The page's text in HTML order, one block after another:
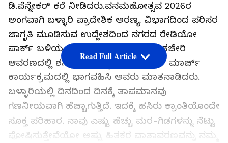
ಡಿ.ಪೆನ್ನೇಕರ್ ಕರೆ ನೀಡಿದರು.ವನಮಹೋತ್ಸವ 2026ರ
ಅಂಗವಾಗಿ ಬಳ್ಳಾರಿ ಪ್ರಾದೇಶಿಕ ಅರಣ್ಯ ವಿಭಾಗದಿಂದ ಪರಿಸರ
ಜಾಗೃತಿ ಮೂಡಿಸುವ ಉದ್ದೇಶದಿಂದ ನಗರದ ರೇಡಿಯೋ
ಪಾರ್ಕ್ ಬಳಿಯ ಪ್ರಾದೇಶಿಕ ಅರಣ್ಯ ವಿಭಾಗ ಕಚೇರಿ
ಆವರಣದಲ್ಲಿ ಶನಿವಾರ ಹಮ್ಮಿಕೊಂಡಿದ್ದ ಗ್ರೀನ್ ಮಾರ್ಚ್
ಕಾರ್ಯಕ್ರಮದಲ್ಲಿ ಭಾಗವಹಿಸಿ ಅವರು ಮಾತನಾಡಿದರು.
ಬಳ್ಳಾರಿಯಲ್ಲಿ ದಿನದಿಂದ ದಿನಕ್ಕೆ ತಾಪಮಾನವು
ಗಣನೀಯವಾಗಿ ಹೆಚ್ಚಾಗುತ್ತಿದೆ. ಇದಕ್ಕೆ ಹಸಿರು ಕ್ರಾಂತಿಯೊಂದೇ
ಸೂಕ್ತ ಪರಿಹಾರ. ನಾವು ಎಷ್ಟು ಹೆಚ್ಚು ಮರ-ಗಿಡಗಳನ್ನು ನೆಟ್ಟು
ಪೋಷಿಸುತ್ತೇವೆಯೋ ಅಷ್ಟು ಹಿತಕರ ವಾತಾವರಣವನ್ನು ನಮ್ಮ
Read Full Article